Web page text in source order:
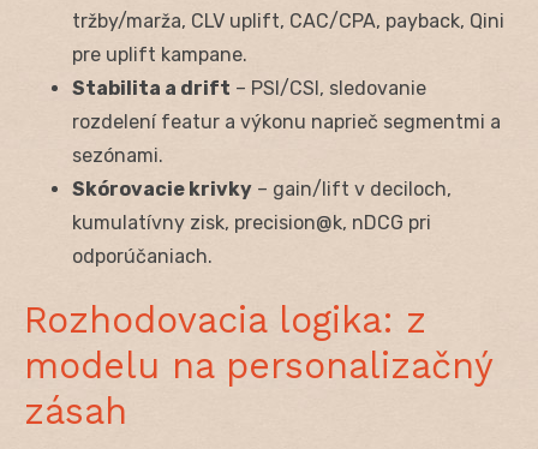
tržby/marža, CLV uplift, CAC/CPA, payback, Qini
pre uplift kampane.
Stabilita a drift – PSI/CSI, sledovanie
rozdelení featur a výkonu naprieč segmentmi a
sezónami.
Skórovacie krivky – gain/lift v deciloch,
kumulatívny zisk, precision@k, nDCG pri
odporúčaniach.
Rozhodovacia logika: z
modelu na personalizačný
zásah